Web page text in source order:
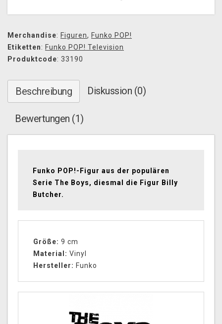
Merchandise: Figuren, Funko POP!
Etiketten: Funko POP! Television
Produktcode: 33190
Beschreibung Diskussion (0)
Bewertungen (1)
Funko POP!-Figur aus der populären
Serie The Boys, diesmal die Figur Billy
Butcher.
Größe: 9 cm
Material: Vinyl
Hersteller: Funko